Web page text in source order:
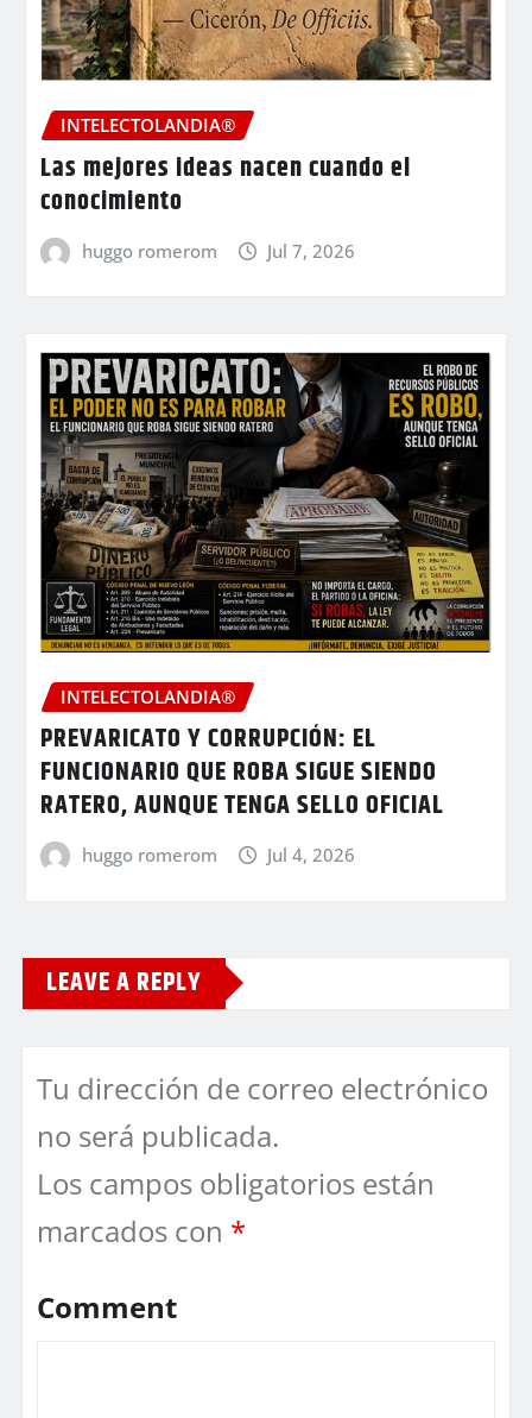
INTELECTOLANDIA®
Las mejores ideas nacen cuando el
conocimiento
huggo romerom Jul 7, 2026
INTELECTOLANDIA®
PREVARICATO Y CORRUPCIÓN: EL
FUNCIONARIO QUE ROBA SIGUE SIENDO
RATERO, AUNQUE TENGA SELLO OFICIAL
huggo romerom Jul 4, 2026
LEAVE A REPLY
Tu dirección de correo electrónico
no será publicada.
Los campos obligatorios están
marcados con *
Comment